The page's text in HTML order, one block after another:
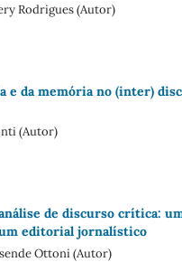
Rodrigues (Autor)
e da memória no (inter)
(Autor)
de discurso crítica:
editorial jornalístico
Ottoni (Autor)